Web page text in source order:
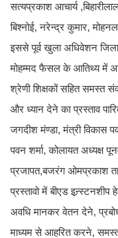
सत्यप्रकाश आचार्य
बिश्नोई, नरेन्द्र कुमार,
इससे पूर्व खुला अधिवेशन जिला
मोहम्मद फैसल के आतिथ्य में
श्रेणी शिक्षकों सहित समस्त
और ध्यान देने का प्रस्ताव
जगदीश मंण्डा, मंत्री विकास
पवन शर्मा, कोलायत अध्यक्ष
प्रजापत,बजरंग ओमप्रकाश
प्रस्तावो में बीएड इन्र्स्टनशीप
अवधि मानकर वेतन देने,
माध्यम से आहरित करने, समस्त